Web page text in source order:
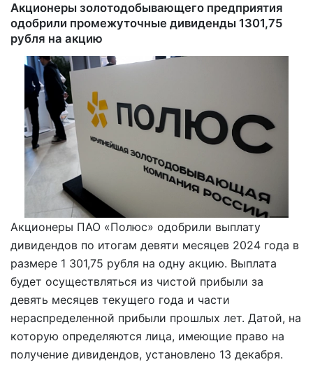
Акционеры золотодобывающего предприятия
одобрили промежуточные дивиденды 1301,75
рубля на акцию
Акционеры ПАО «Полюс» одобрили выплату
дивидендов по итогам девяти месяцев 2024 года в
размере 1 301,75 рубля на одну акцию. Выплата
будет осуществляться из чистой прибыли за
девять месяцев текущего года и части
нераспределенной прибыли прошлых лет. Датой, на
которую определяются лица, имеющие право на
получение дивидендов, установлено 13 декабря.